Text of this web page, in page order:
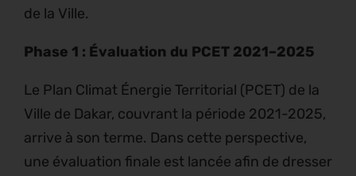
de la Ville.
Phase 1 : Évaluation du PCET 2021–2025
Le Plan Climat Énergie Territorial (PCET) de la
Ville de Dakar, couvrant la période 2021-2025,
arrive à son terme. Dans cette perspective,
une évaluation finale est lancée afin de dresser